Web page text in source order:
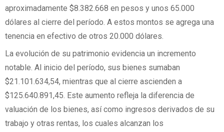
aproximadamente $8.382.668 en pesos y unos 65.000
dólares al cierre del período. A estos montos se agrega una
tenencia en efectivo de otros 20.000 dólares.
La evolución de su patrimonio evidencia un incremento
notable. Al inicio del período, sus bienes sumaban
$21.101.634,54, mientras que al cierre ascienden a
$125.640.891,45. Este aumento refleja la diferencia de
valuación de los bienes, así como ingresos derivados de su
trabajo y otras rentas, los cuales alcanzan los